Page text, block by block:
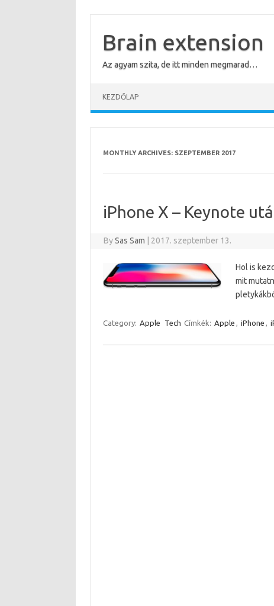
contentBrain extension
Az agyam szita, de itt minden megmarad…
KEZDŐLAP
MONTHLY ARCHIVES: SZEPTEMBER 2017
iPhone X – Keynote
BySas Sam 2017. szeptember 13.
Hol is
mit
Category: Apple Tech Címkék: Apple , iPhone ,